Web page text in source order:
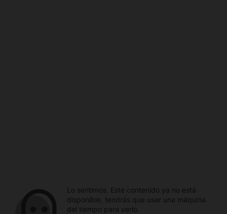
Lo sentimos. Este contenido ya no está
disponible, tendrás que usar una máquina
del tiempo para verlo.